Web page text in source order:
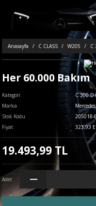
Anasayfa C CLASS W205 C
Her 60.000 Bakım
Kategori
C 300 D
Marka
Stok Kodu
205018-
Fiyat
323,93
19.493,99 TL
Adet